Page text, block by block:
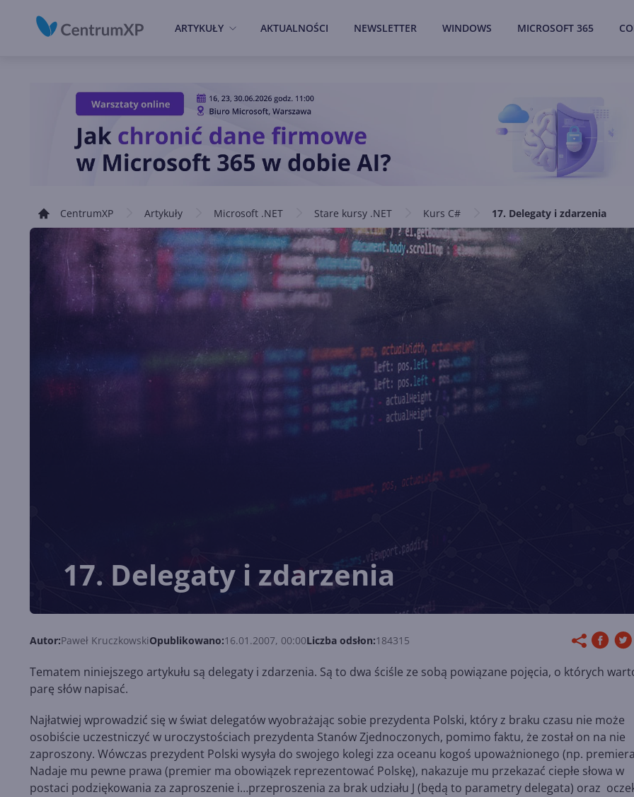
ARTYKUŁY AKTUALNOŚCI NEWSLETTER WINDOWS MICROSOFT 365
CentrumXP Artykuły Microsoft .NET Stare kursy .NET Kurs C# 17. Delegaty i zdarzenia
17. Delegaty i zdarzenia
Autor:Paweł KruczkowskiOpublikowano:16.01.2007, 00:00Liczba odsłon:184315
Tematem niniejszego artykułu są delegaty i zdarzenia. Są to dwa ściśle ze sobą powiązane pojęcia, o których
parę słów napisać.
Najłatwiej wprowadzić się w świat delegatów wyobrażając sobie prezydenta Polski, który z braku czasu nie może
osobiście uczestniczyć w uroczystościach prezydenta Stanów Zjednoczonych, pomimo faktu, że został on na nie
zaproszony. Wówczas prezydent Polski wysyła do swojego kolegi zza oceanu kogoś upoważnionego (np.
Nadaje mu pewne prawa (premier ma obowiązek reprezentować Polskę), nakazuje mu przekazać ciepłe słowa w
postaci podziękowania za zaproszenie i…przeproszenia za brak udziału J (będą to parametry delegata) oraz